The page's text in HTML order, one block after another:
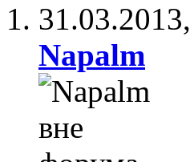
31.03.2013,
Napalm